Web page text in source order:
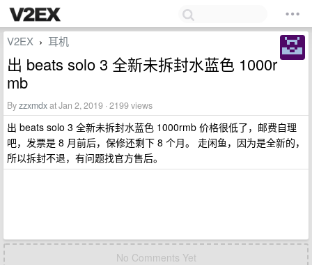
V2EX › 耳机
出 beats solo 3 全新未拆封水蓝色 1000r
mb
Byzzxmdxat Jan 2, 2019 · 2199 views
出 beats solo 3 全新未拆封水蓝色 1000rmb 价格很低了，邮费自理
吧，发票是 8 月前后，保修还剩下 8 个月。 走闲鱼，因为是全新的，
所以拆封不退，有问题找官方售后。
No Comments Yet